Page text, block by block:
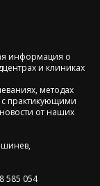
информация о
и клиниках
методах
практикующими
от наших
585 054